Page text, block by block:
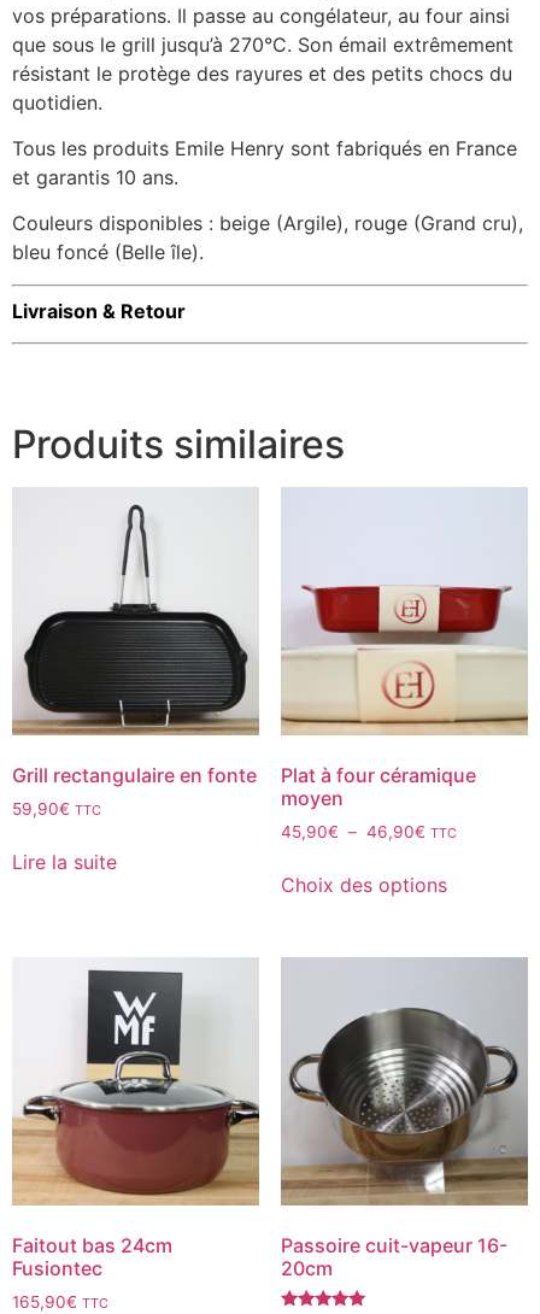
vos préparations. Il passe au congélateur, au four ainsi
que sous le grill jusqu’à 270°C. Son émail extrêmement
résistant le protège des rayures et des petits chocs du
quotidien.
Tous les produits Emile Henry sont fabriqués en France
et garantis 10 ans.
Couleurs disponibles : beige (Argile), rouge (Grand cru),
bleu foncé (Belle île).
Livraison & Retour
Produits similaires
Grill rectangulaire en fonte
59,90€ TTC
Lire la suite
Plat à four céramique
moyen
45,90€ – 46,90€ TTC
Choix des options
Faitout bas 24cm
Fusiontec
165,90€ TTC
Passoire cuit-vapeur 16-
20cm